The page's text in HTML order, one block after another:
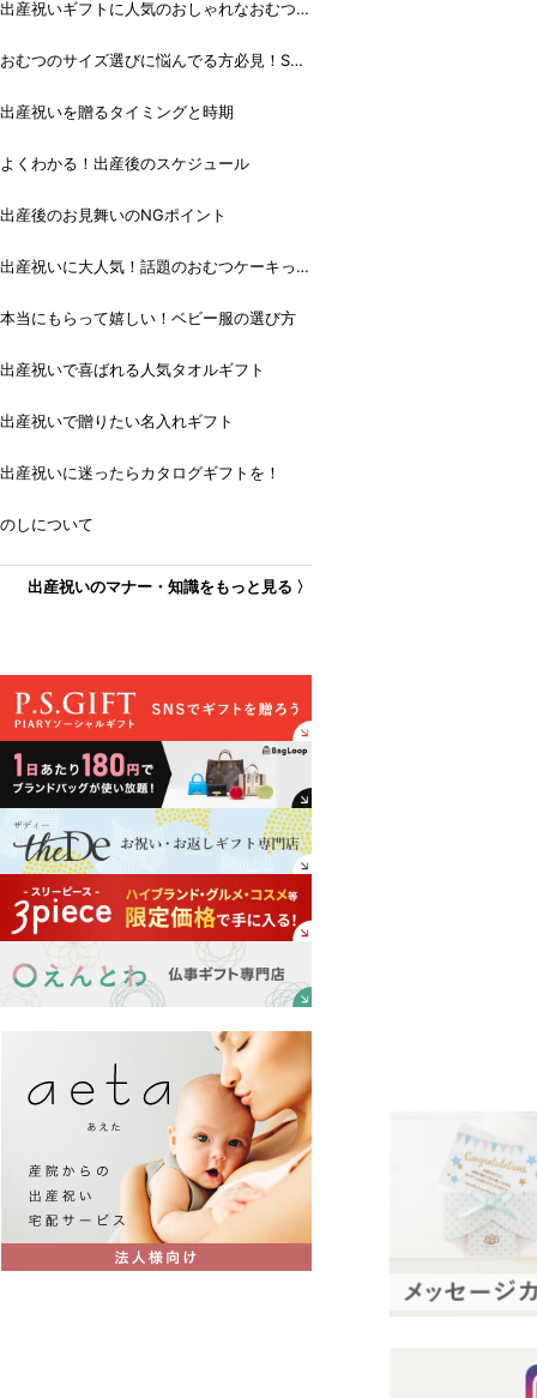
出産祝いギフトに人気のおしゃれなおむつケ
おむつのサイズ選びに悩んでる方必見！Sサ
出産祝いを贈るタイミングと時期
よくわかる！出産後のスケジュール
出産後のお見舞いのNGポイント
出産祝いに大人気！話題のおむつケーキっ
本当にもらって嬉しい！ベビー服の選び方
出産祝いで喜ばれる人気タオルギフト
出産祝いで贈りたい名入れギフト
出産祝いに迷ったらカタログギフトを！
のしについて
出産祝いのマナー・知識をもっと見る 〉